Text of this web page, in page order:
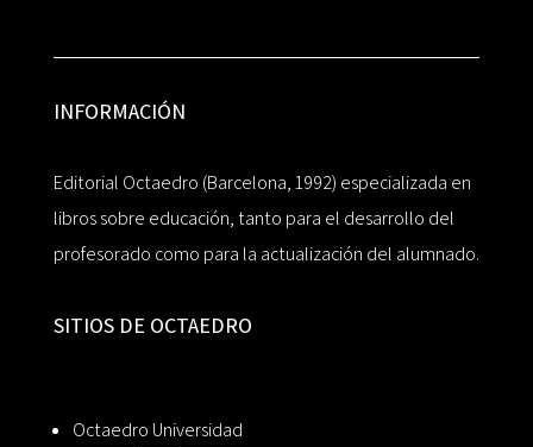
INFORMACIÓN
Editorial Octaedro (Barcelona, 1992) especializada en
libros sobre educación, tanto para el desarrollo del
profesorado como para la actualización del alumnado.
SITIOS DE OCTAEDRO
Octaedro Universidad